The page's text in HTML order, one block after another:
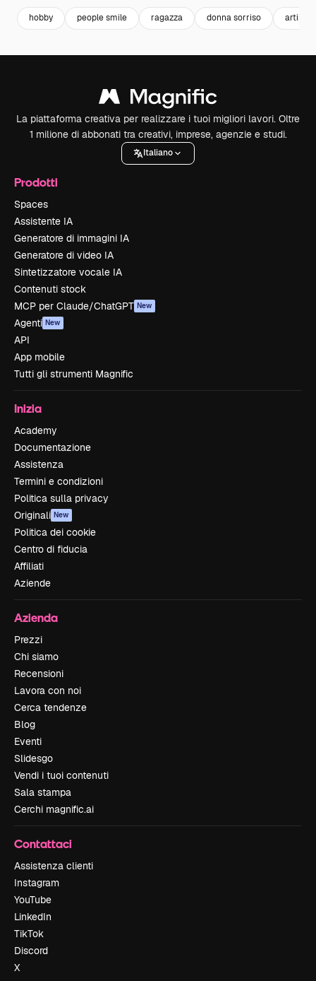
hobby people smile ragazza donna sorriso artista
La piattaforma creativa per realizzare i tuoi migliori lavori. Oltre
1 milione di abbonati tra creativi, imprese, agenzie e studi.
Italiano
Prodotti
Spaces
Assistente IA
Generatore di immagini IA
Generatore di video IA
Sintetizzatore vocale IA
Contenuti stock
MCP per Claude/ChatGPT New
Agenti New
API
App mobile
Tutti gli strumenti Magnific
Inizia
Academy
Documentazione
Assistenza
Termini e condizioni
Politica sulla privacy
Originali New
Politica dei cookie
Centro di fiducia
Affiliati
Aziende
Azienda
Prezzi
Chi siamo
Recensioni
Lavora con noi
Cerca tendenze
Blog
Eventi
Slidesgo
Vendi i tuoi contenuti
Sala stampa
Cerchi magnific.ai
Contattaci
Assistenza clienti
Instagram
YouTube
LinkedIn
TikTok
Discord
X